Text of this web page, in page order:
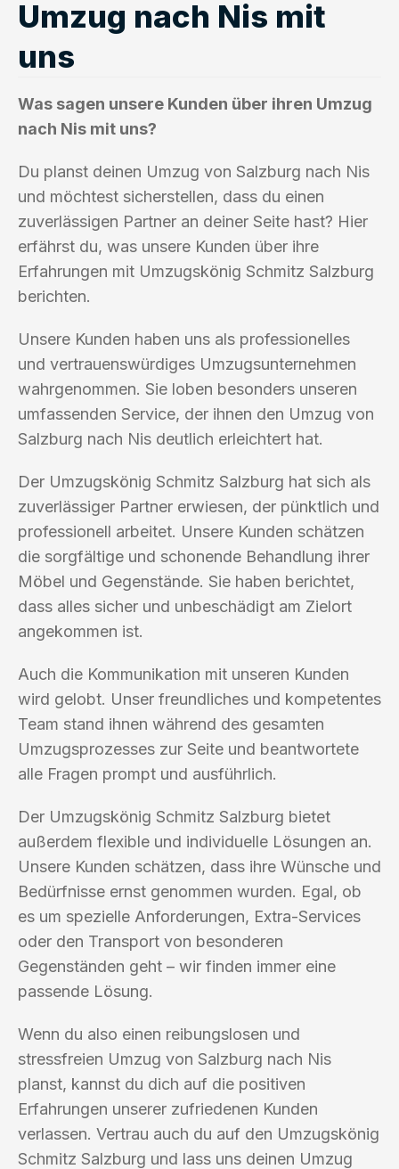
Umzug nach Nis mit
uns
Was sagen unsere Kunden über ihren Umzug
nach Nis mit uns?
Du planst deinen Umzug von Salzburg nach Nis
und möchtest sicherstellen, dass du einen
zuverlässigen Partner an deiner Seite hast? Hier
erfährst du, was unsere Kunden über ihre
Erfahrungen mit Umzugskönig Schmitz Salzburg
berichten.
Unsere Kunden haben uns als professionelles
und vertrauenswürdiges Umzugsunternehmen
wahrgenommen. Sie loben besonders unseren
umfassenden Service, der ihnen den Umzug von
Salzburg nach Nis deutlich erleichtert hat.
Der Umzugskönig Schmitz Salzburg hat sich als
zuverlässiger Partner erwiesen, der pünktlich und
professionell arbeitet. Unsere Kunden schätzen
die sorgfältige und schonende Behandlung ihrer
Möbel und Gegenstände. Sie haben berichtet,
dass alles sicher und unbeschädigt am Zielort
angekommen ist.
Auch die Kommunikation mit unseren Kunden
wird gelobt. Unser freundliches und kompetentes
Team stand ihnen während des gesamten
Umzugsprozesses zur Seite und beantwortete
alle Fragen prompt und ausführlich.
Der Umzugskönig Schmitz Salzburg bietet
außerdem flexible und individuelle Lösungen an.
Unsere Kunden schätzen, dass ihre Wünsche und
Bedürfnisse ernst genommen wurden. Egal, ob
es um spezielle Anforderungen, Extra-Services
oder den Transport von besonderen
Gegenständen geht – wir finden immer eine
passende Lösung.
Wenn du also einen reibungslosen und
stressfreien Umzug von Salzburg nach Nis
planst, kannst du dich auf die positiven
Erfahrungen unserer zufriedenen Kunden
verlassen. Vertrau auch du auf den Umzugskönig
Schmitz Salzburg und lass uns deinen Umzug